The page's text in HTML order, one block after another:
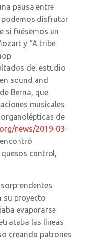
pausa entre
podemos disfrutar
si fuésemos un
y “A tribe
del estudio
sound and
Berna, que
musicales
de
news/2019-03-
control,
su proyecto
evaporarse
las líneas
creando patrones